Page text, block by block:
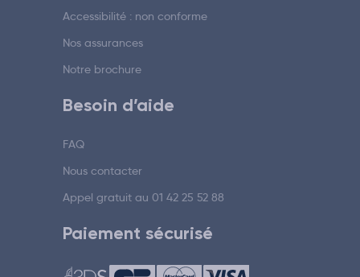
Accessibilité : non conforme
Nos assurances
Notre brochure
Besoin d’aide
FAQ
Nous contacter
Appel gratuit au 01 42 25 52 88
Paiement sécurisé